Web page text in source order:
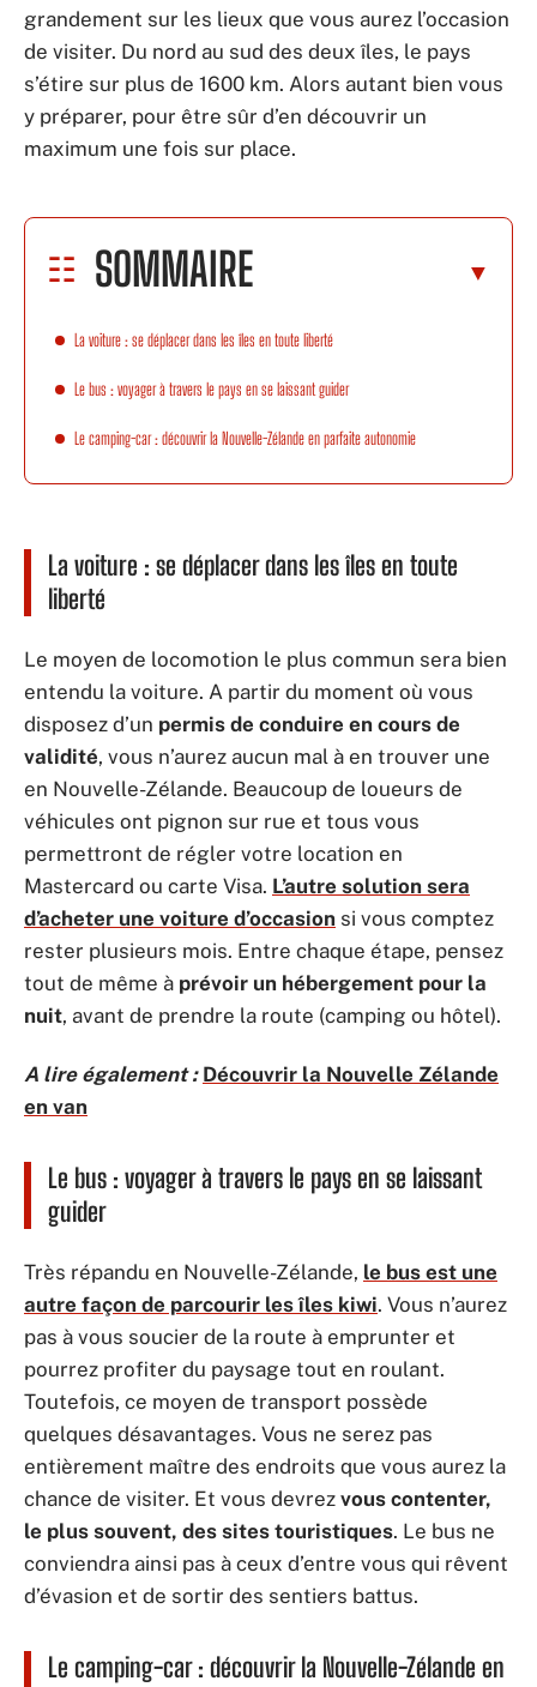
grandement sur les lieux que vous aurez l’occasion
de visiter. Du nord au sud des deux îles, le pays
s’étire sur plus de 1600 km. Alors autant bien vous
y préparer, pour être sûr d’en découvrir un
maximum une fois sur place.
SOMMAIRE
La voiture : se déplacer dans les îles en toute liberté
Le bus : voyager à travers le pays en se laissant guider
Le camping-car : découvrir la Nouvelle-Zélande en parfaite autonomie
La voiture : se déplacer dans les îles en toute
liberté
Le moyen de locomotion le plus commun sera bien
entendu la voiture. A partir du moment où vous
disposez d’un permis de conduire en cours de
validité, vous n’aurez aucun mal à en trouver une
en Nouvelle-Zélande. Beaucoup de loueurs de
véhicules ont pignon sur rue et tous vous
permettront de régler votre location en
Mastercard ou carte Visa. L’autre solution sera
d’acheter une voiture d’occasion si vous comptez
rester plusieurs mois. Entre chaque étape, pensez
tout de même à prévoir un hébergement pour la
nuit, avant de prendre la route (camping ou hôtel).
A lire également : Découvrir la Nouvelle Zélande
en van
Le bus : voyager à travers le pays en se laissant
guider
Très répandu en Nouvelle-Zélande, le bus est une
autre façon de parcourir les îles kiwi. Vous n’aurez
pas à vous soucier de la route à emprunter et
pourrez profiter du paysage tout en roulant.
Toutefois, ce moyen de transport possède
quelques désavantages. Vous ne serez pas
entièrement maître des endroits que vous aurez la
chance de visiter. Et vous devrez vous contenter,
le plus souvent, des sites touristiques. Le bus ne
conviendra ainsi pas à ceux d’entre vous qui rêvent
d’évasion et de sortir des sentiers battus.
Le camping-car : découvrir la Nouvelle-Zélande en